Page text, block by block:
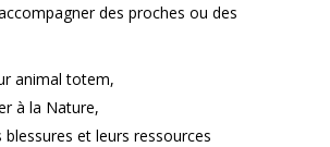
des proches ou des
animal totem,
à la Nature,
blessures et leurs ressources